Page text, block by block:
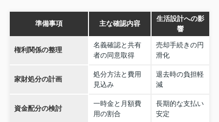
準備事項 主な確認内容
生活設計への影
響
権利関係の整理
名義確認と共有
者の同意取得
売却手続きの円
滑化
家財処分の計画
処分方法と費用
見込み
退去時の負担軽
減
資金配分の検討
一時金と月額費
用の割合
長期的な支払い
安定